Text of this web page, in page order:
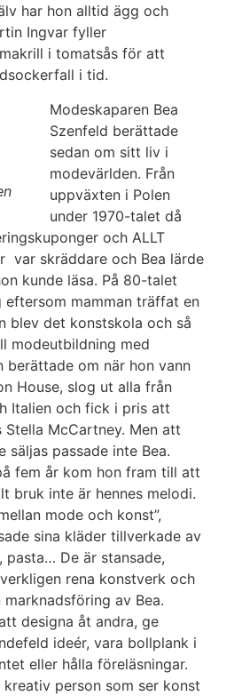
har hon alltid ägg och
Ingvar fyller
i tomatsås för att
i tid.
Modeskaparen Bea
Szenfeld berättade
sedan om sitt liv i
modevärlden. Från
uppväxten i Polen
under 1970-talet då
och ALLT
var skräddare och Bea lärde
kunde läsa. På 80-talet
eftersom mamman träffat en
blev det konstskola och så
modeutbildning med
berättade om när hon vann
House, slog ut alla från
Italien och fick i pris att
McCartney. Men att
säljas passade inte Bea.
fem år kom hon fram till att
bruk inte är hennes melodi.
mode och konst”,
sina kläder tillverkade av
pasta… De är stansade,
rena konstverk och
av Bea.
designa åt andra, ge
ideér, vara bollplank i
eller hålla föreläsningar.
kreativ person som ser konst